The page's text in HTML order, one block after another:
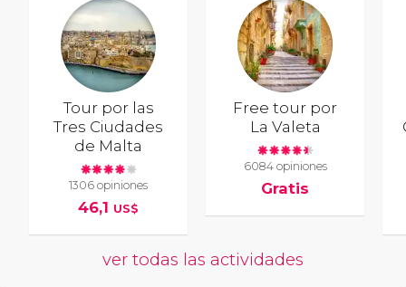
Tour por las
Tres Ciudades
de Malta
1306 opiniones
46,1 US$
Free tour por
La Valeta
6084 opiniones
Gratis
ver todas las actividades